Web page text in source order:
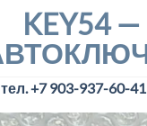
тел. +7 903-937-60-41